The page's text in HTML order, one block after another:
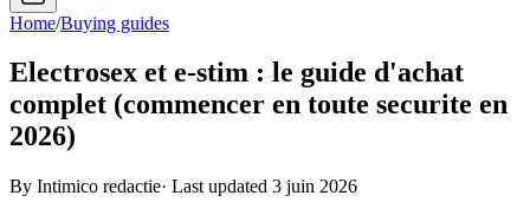
Home/Buying guides
Electrosex et e-stim : le guide d'achat
complet (commencer en toute securite en
2026)
By Intimico redactie· Last updated 3 juin 2026